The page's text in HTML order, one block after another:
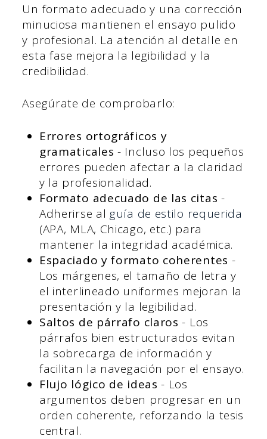
Un formato adecuado y una corrección
minuciosa mantienen el ensayo pulido
y profesional. La atención al detalle en
esta fase mejora la legibilidad y la
credibilidad.
Asegúrate de comprobarlo:
Errores ortográficos y
gramaticales - Incluso los pequeños
errores pueden afectar a la claridad
y la profesionalidad.
Formato adecuado de las citas -
Adherirse al guía de estilo requerida
(APA, MLA, Chicago, etc.) para
mantener la integridad académica.
Espaciado y formato coherentes -
Los márgenes, el tamaño de letra y
el interlineado uniformes mejoran la
presentación y la legibilidad.
Saltos de párrafo claros - Los
párrafos bien estructurados evitan
la sobrecarga de información y
facilitan la navegación por el ensayo.
Flujo lógico de ideas - Los
argumentos deben progresar en un
orden coherente, reforzando la tesis
central.